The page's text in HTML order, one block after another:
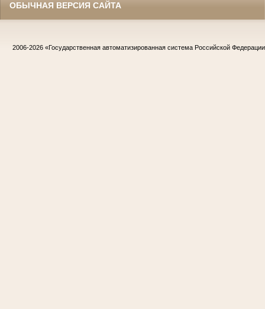
ОБЫЧНАЯ ВЕРСИЯ САЙТА
2006-2026 «Государственная автоматизированная система Российской